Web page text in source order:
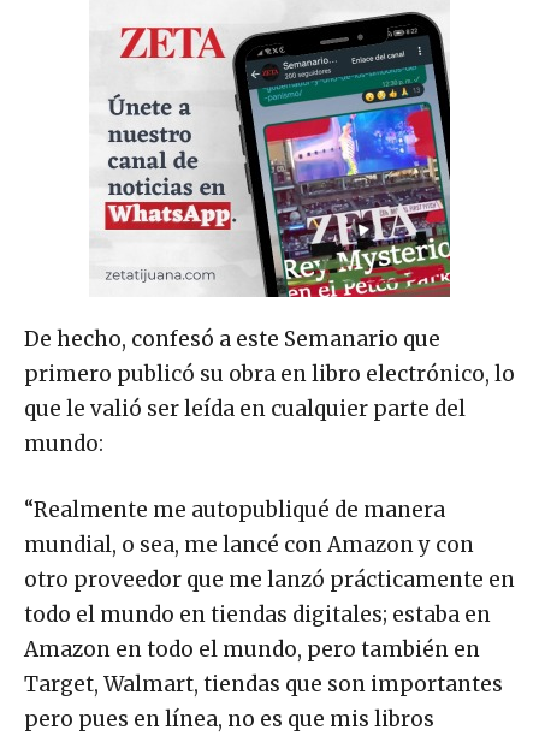
De hecho, confesó a este Semanario que
primero publicó su obra en libro electrónico, lo
que le valió ser leída en cualquier parte del
mundo:
“Realmente me autopubliqué de manera
mundial, o sea, me lancé con Amazon y con
otro proveedor que me lanzó prácticamente en
todo el mundo en tiendas digitales; estaba en
Amazon en todo el mundo, pero también en
Target, Walmart, tiendas que son importantes
pero pues en línea, no es que mis libros